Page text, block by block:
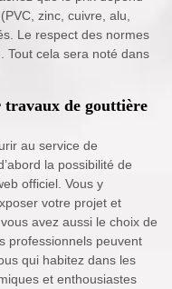
zinc, cuivre, alu,
Le respect des normes
Tout cela sera noté dans
de gouttière
au service de
la possibilité de
officiel. Vous y
votre projet et
avez aussi le choix de
professionnels peuvent
qui habitez dans les
et enthousiastes